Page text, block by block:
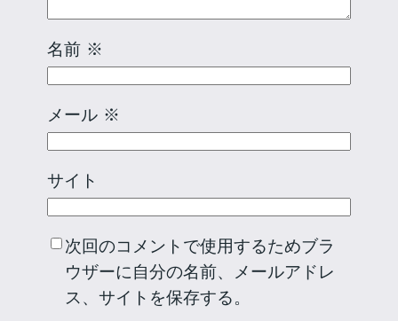
名前 ※
メール ※
サイト
次回のコメントで使用するためブラ
ウザーに自分の名前、メールアドレ
ス、サイトを保存する。